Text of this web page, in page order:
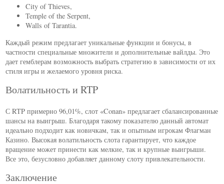
City of Thieves,
Temple of the Serpent,
Walls of Tarantia.
Каждый режим предлагает уникальные функции и бонусы, в
частности специальные множители и дополнительные вайлды. Это
дает гемблерам возможность выбрать стратегию в зависимости от их
стиля игры и желаемого уровня риска.
Волатильность и RTP
С RTP примерно 96,01%, слот «Conan» предлагает сбалансированные
шансы на выигрыш. Благодаря такому показателю данный автомат
идеально подходит как новичкам, так и опытным игрокам Флагман
Казино. Высокая волатильность слота гарантирует, что каждое
вращение может принести как мелкие, так и крупные выигрыши.
Все это, безусловно добавляет данному слоту привлекательности.
Заключение